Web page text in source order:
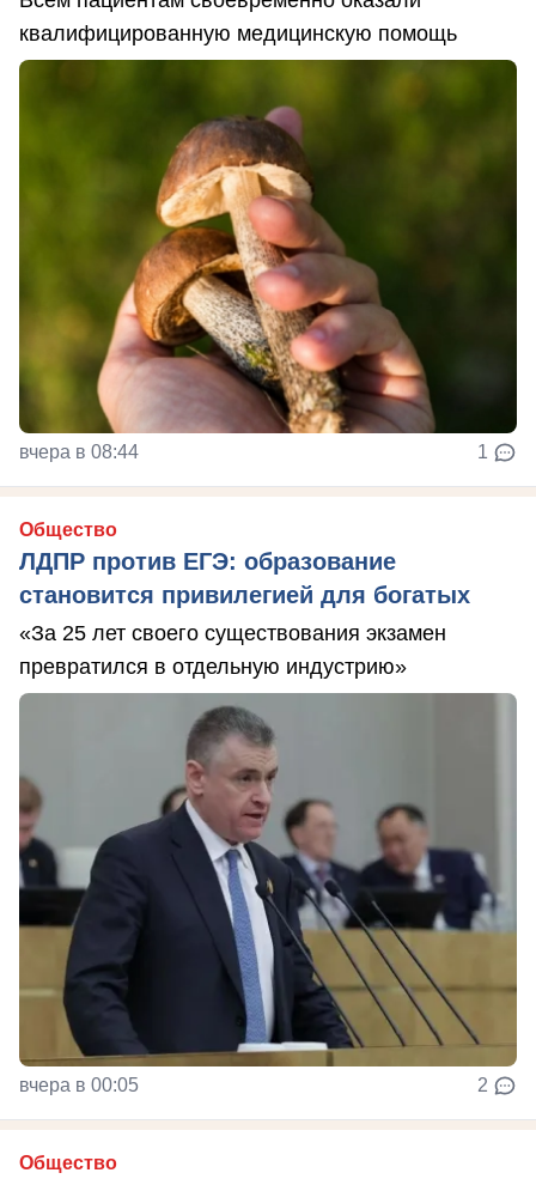
квалифицированную медицинскую помощь
вчера в 08:44 1
Общество
ЛДПР против ЕГЭ: образование
становится привилегией для богатых
«За 25 лет своего существования экзамен
превратился в отдельную индустрию»
вчера в 00:05 2
Общество